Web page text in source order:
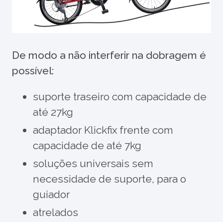
De modo a não interferir na dobragem é
possível:
suporte traseiro com capacidade de
até 27kg
adaptador Klickfix frente com
capacidade de até 7kg
soluções universais sem
necessidade de suporte, para o
guiador
atrelados